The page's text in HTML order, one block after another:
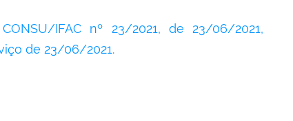
IFAC nº 23/2021, de 23/06/2021,
de 23/06/2021.